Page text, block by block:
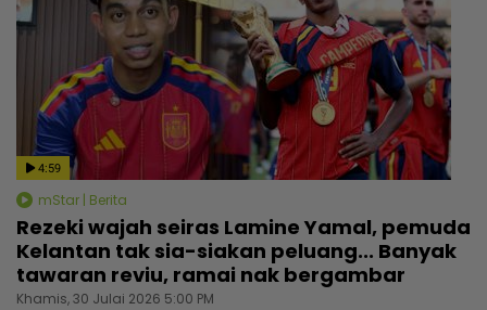
4:59
mStar | Berita
Rezeki wajah seiras Lamine Yamal, pemuda
Kelantan tak sia-siakan peluang... Banyak
tawaran reviu, ramai nak bergambar
Khamis, 30 Julai 2026 5:00 PM